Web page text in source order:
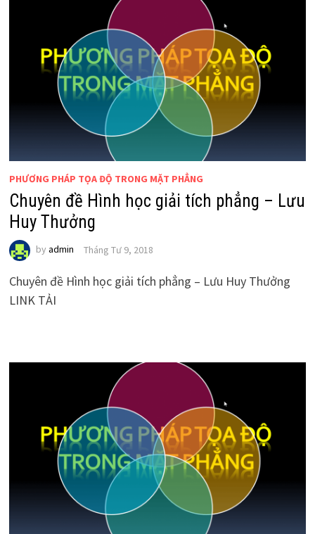
PHƯƠNG PHÁP TỌA ĐỘ TRONG MẶT PHẲNG
Chuyên đề Hình học giải tích phẳng – Lưu
Huy Thưởng
by admin Tháng Tư 9, 2018
Chuyên đề Hình học giải tích phẳng – Lưu Huy Thưởng
LINK TẢI